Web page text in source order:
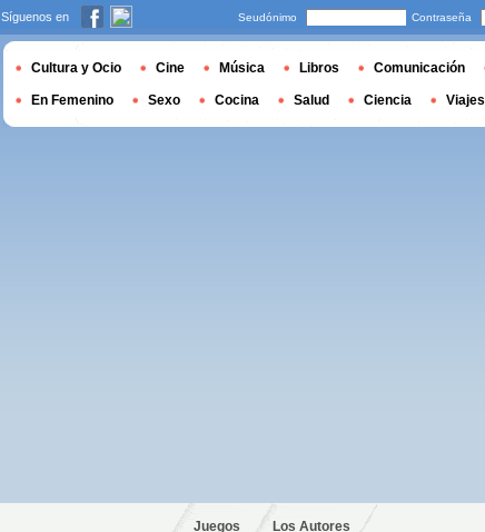
Juegos Los Autores
Síguenos en Seudónimo Contraseña
Cultura y Ocio Cine Música Libros Comunicación
En Femenino Sexo Cocina Salud Ciencia Viajes